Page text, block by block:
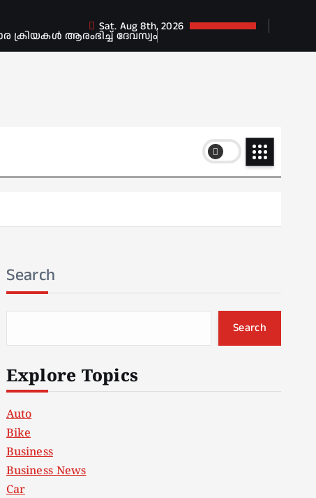
ക്രിയകൾ ആരംഭിച്ച് ദേവസ്വം
Sat. Aug 8th, 2026
Search
Search
Explore Topics
Auto
Bike
Business
Business News
Car